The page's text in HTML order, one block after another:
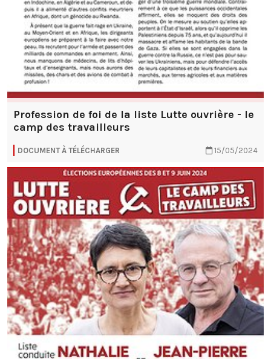
Profession de foi de la liste Lutte ouvrière - le
camp des travailleurs
DOCUMENT À TÉLÉCHARGER 15/05/2024